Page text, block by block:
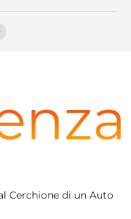
Cerchione di un Auto